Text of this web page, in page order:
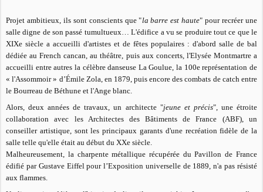
Projet ambitieux, ils sont conscients que "la barre est haute" pour recréer une
salle digne de son passé tumultueux… L'édifice a vu se produire tout ce que le
XIXe siècle a accueilli d'artistes et de fêtes populaires : d'abord salle de bal
dédiée au French cancan, au théâtre, puis aux concerts, l'Elysée Montmartre a
accueilli entre autres la célèbre danseuse La Goulue, la 100e représentation de
« l'Assommoir » d’Émile Zola, en 1879, puis encore des combats de catch entre
le Bourreau de Béthune et l'Ange blanc.
Alors, deux années de travaux, un architecte "jeune et précis", une étroite
collaboration avec les Architectes des Bâtiments de France (ABF), un
conseiller artistique, sont les principaux garants d'une recréation fidèle de la
salle telle qu'elle était au début du XXe siècle.
Malheureusement, la charpente métallique récupérée du Pavillon de France
édifié par Gustave Eiffel pour l’Exposition universelle de 1889, n'a pas résisté
aux flammes.